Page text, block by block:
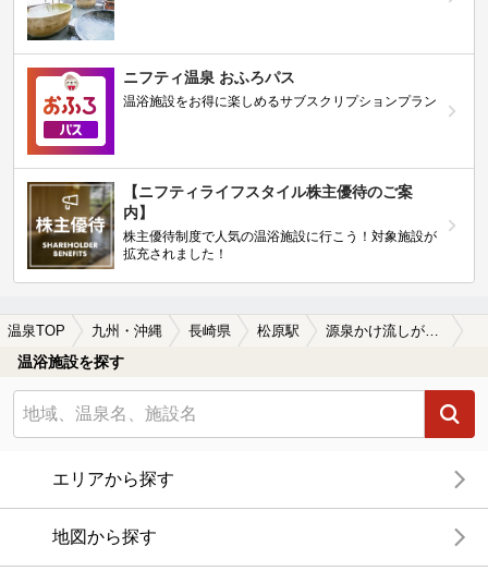
ニフティ温泉 おふろパス
温浴施設をお得に楽しめるサブスクリプションプラン
【ニフティライフスタイル株主優待のご案
内】
株主優待制度で人気の温浴施設に行こう！対象施設が
拡充されました！
温泉TOP 九州・沖縄 長崎県 松原駅
温浴施設を探す
エリアから探す
地図から探す